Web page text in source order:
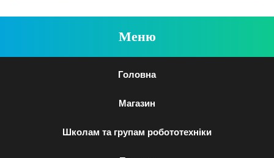
Меню
Головна
Магазин
Школам та групам робототехніки